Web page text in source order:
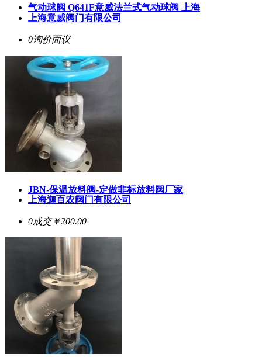
气动球阀 Q641F意威法兰式气动球阀 上海
上海意威阀门有限公司
0询价面议
JBN-保温放料阀-定做非标放料阀厂家
上海迦百农阀门有限公司
0成交￥200.00